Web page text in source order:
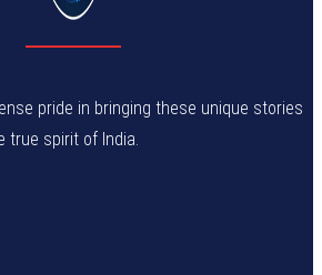
pride in bringing these unique stories
true spirit of India.